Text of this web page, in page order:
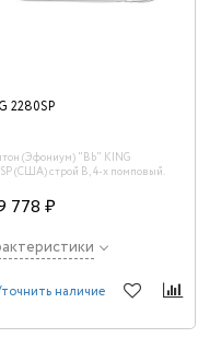
2280SP
(Эфониум) "Bb" KING
(США) строй В, 4-х помповый.
778 ₽
наличие